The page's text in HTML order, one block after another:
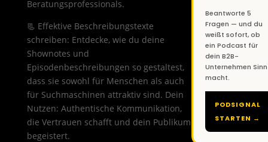
Beratungsprofessionals.
📃 Effektive Beschreibungstexte
schreiben: Entdecke, wie du deine
Shownotes und
Episodenbeschreibungen so gestaltest,
dass sie sowohl für Menschen als auch
für Suchmaschinen attraktiv sind. Dein
Nutzen: Authentische Kommunikation,
die Vertrauen schafft und dein Publikum
begeistert.
Beantworte 5
Fragen — und du
weißt sofort, ob
ein Podcast für
dein B2B-
Unternehmen Sinn
macht.
PODSIGNAL
STARTEN →